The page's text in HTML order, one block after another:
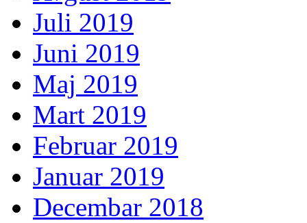
Juli 2019
Juni 2019
Maj 2019
Mart 2019
Februar 2019
Januar 2019
Decembar 2018